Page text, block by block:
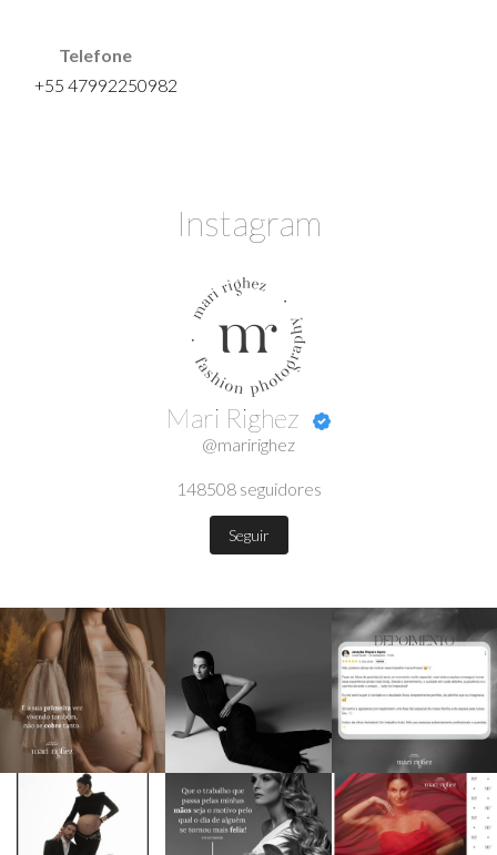
Telefone
+55 47992250982
Instagram
Mari Righez
@maririghez
148508 seguidores
Seguir